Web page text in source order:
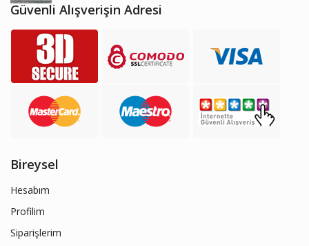
Güvenli Alışverişin Adresi
Bireysel
Hesabım
Profilim
Siparişlerim